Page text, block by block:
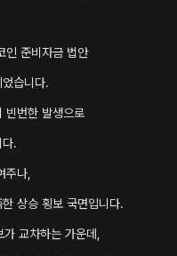
인 준비자금 법안
습니다.
빈번한 발생으로
.
주나,
상승 횡보 국면입니다.
교차하는 가운데,